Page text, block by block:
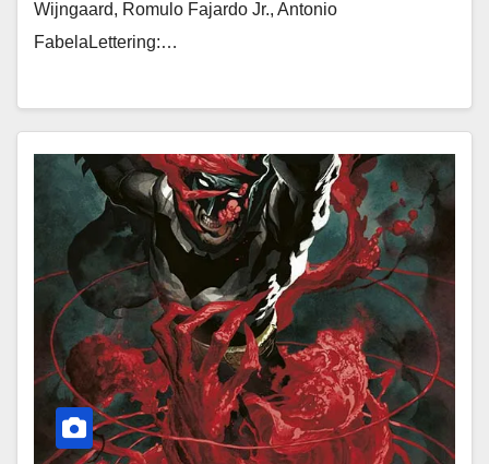
Wijngaard, Romulo Fajardo Jr., Antonio
FabelaLettering:…